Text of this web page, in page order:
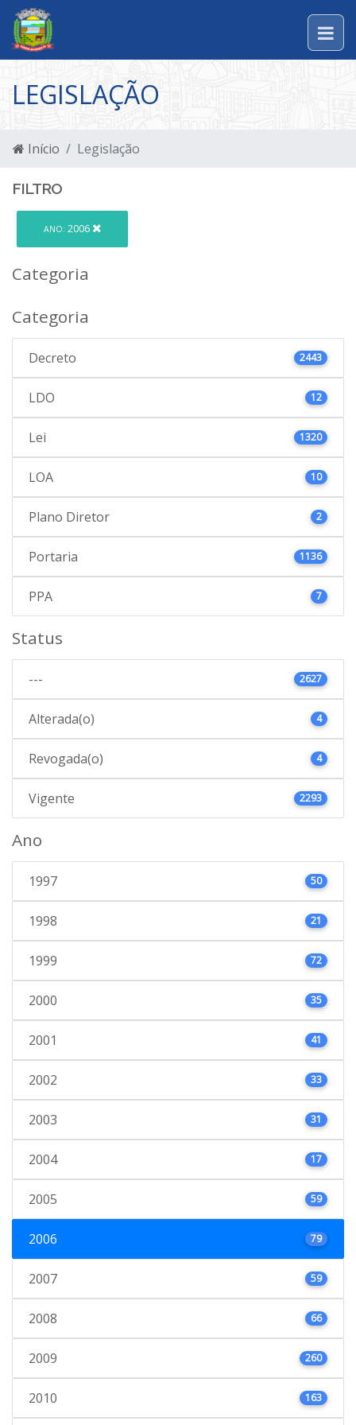
LEGISLAÇÃO
Início Legislação
FILTRO
ANO: 2006
Categoria
Categoria
Decreto 2443
LDO 12
Lei 1320
LOA 10
Plano Diretor 2
Portaria 1136
PPA 7
Status
--- 2627
Alterada(o) 4
Revogada(o) 4
Vigente 2293
Ano
1997 50
1998 21
1999 72
2000 35
2001 41
2002 33
2003 31
2004 17
2005 59
2006 79
2007 59
2008 66
2009 260
2010 163